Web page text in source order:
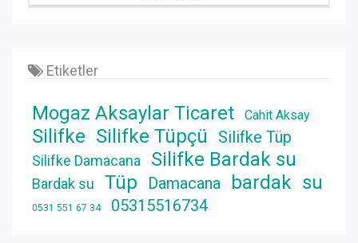
Etiketler
Mogaz Aksaylar Ticaret Cahit Aksay
Silifke Silifke Tüpçü Silifke Tüp
Silifke Damacana Silifke Bardak su
Bardak su Tüp Damacana bardak su
0531 551 67 34 05315516734